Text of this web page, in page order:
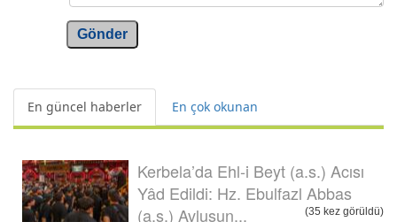
Gönder
En güncel haberler En çok okunan
Kerbela’da Ehl-i Beyt (a.s.) Acısı
Yâd Edildi: Hz. Ebulfazl Abbas
(a.s.) Avlusun...
(35 kez görüldü)